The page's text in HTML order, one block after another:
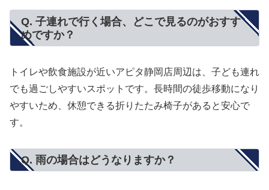
Q. 子連れで行く場合、どこで見るのがおすす
めですか？
トイレや飲食施設が近いアピタ静岡店周辺は、子ども連れ
でも過ごしやすいスポットです。長時間の徒歩移動になり
やすいため、休憩できる折りたたみ椅子があると安心で
す。
Q. 雨の場合はどうなりますか？